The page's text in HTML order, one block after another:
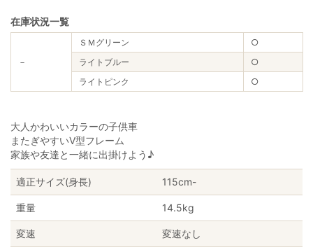
在庫状況一覧
－
ＳＭグリーン
○
ライトブルー
○
ライトピンク
○
大人かわいいカラーの子供車
またぎやすいV型フレーム
家族や友達と一緒に出掛けよう♪
適正サイズ(身長) 115cm-
重量 14.5kg
変速 変速なし